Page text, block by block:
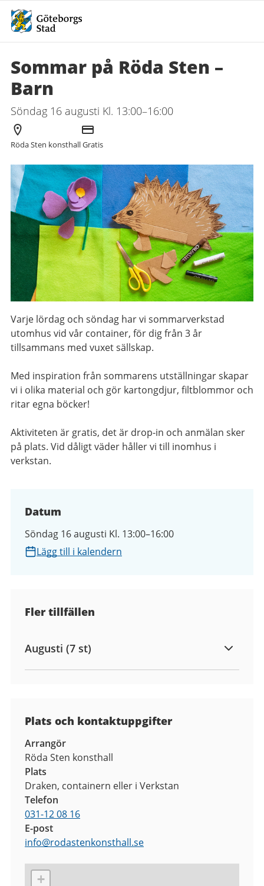
Sommar på Röda Sten –
Barn
Söndag 16 augusti Kl. 13:00–16:00
Arrangör
Röda Sten konsthall
Kostnad
Gratis
Varje lördag och söndag har vi sommarverkstad
utomhus vid vår container, för dig från 3 år
tillsammans med vuxet sällskap.
Med inspiration från sommarens utställningar skapar
vi i olika material och gör kartongdjur, filtblommor och
ritar egna böcker!
Aktiviteten är gratis, det är drop-in och anmälan sker
på plats. Vid dåligt väder håller vi till inomhus i
verkstan.
Datum
Söndag 16 augusti Kl. 13:00–16:00
Lägg till i kalendern
Fler tillfällen
Augusti (7 st)
Plats och kontaktuppgifter
Arrangör
Röda Sten konsthall
Plats
Draken, containern eller i Verkstan
Telefon
031-12 08 16
E-post
info@rodastenkonsthall.se
+